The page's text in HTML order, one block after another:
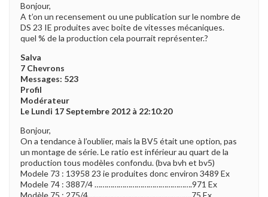
Bonjour,
A t’on un recensement ou une publication sur le nombre de
DS 23 IE produites avec boite de vitesses mécaniques.
quel % de la production cela pourrait représenter.?
Salva
7 Chevrons
Messages: 523
Profil
Modérateur
Le Lundi 17 Septembre 2012 à 22:10:20
Bonjour,
On a tendance à l’oublier, mais la BV5 était une option, pas
un montage de série. Le ratio est inférieur au quart de la
production tous modèles confondu. (bva bvh et bv5)
Modele 73 : 13958 23 ie produites donc environ 3489 Ex
Modele 74 : 3887/4 ………………………………………….971 Ex